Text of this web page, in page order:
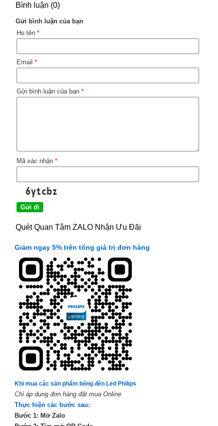
Bình luận (0)
Gửi bình luận của bạn
Họ tên *
Email *
Gửi bình luận của bạn *
Mã xác nhận *
Quét Quan Tâm ZALO Nhận Ưu Đãi
Giảm ngay 5% trên tổng giá trị đơn hàng
Khi mua các sản phẩm bóng đèn Led Philips
Chỉ áp dụng đơn hàng đặt mua Online
Thực hiện các bước sau:
Bước 1: Mở Zalo